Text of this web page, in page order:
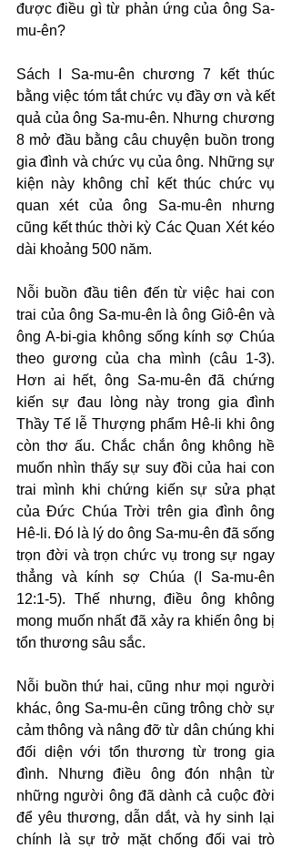
được điều gì từ phản ứng của ông Sa-
mu-ên?
Sách I Sa-mu-ên chương 7 kết thúc
bằng việc tóm tắt chức vụ đầy ơn và kết
quả của ông Sa-mu-ên. Nhưng chương
8 mở đầu bằng câu chuyện buồn trong
gia đình và chức vụ của ông. Những sự
kiện này không chỉ kết thúc chức vụ
quan xét của ông Sa-mu-ên nhưng
cũng kết thúc thời kỳ Các Quan Xét kéo
dài khoảng 500 năm.
Nỗi buồn đầu tiên đến từ việc hai con
trai của ông Sa-mu-ên là ông Giô-ên và
ông A-bi-gia không sống kính sợ Chúa
theo gương của cha mình (câu 1-3).
Hơn ai hết, ông Sa-mu-ên đã chứng
kiến sự đau lòng này trong gia đình
Thầy Tế lễ Thượng phẩm Hê-li khi ông
còn thơ ấu. Chắc chắn ông không hề
muốn nhìn thấy sự suy đồi của hai con
trai mình khi chứng kiến sự sửa phạt
của Đức Chúa Trời trên gia đình ông
Hê-li. Đó là lý do ông Sa-mu-ên đã sống
trọn đời và trọn chức vụ trong sự ngay
thẳng và kính sợ Chúa (I Sa-mu-ên
12:1-5). Thế nhưng, điều ông không
mong muốn nhất đã xảy ra khiến ông bị
tổn thương sâu sắc.
Nỗi buồn thứ hai, cũng như mọi người
khác, ông Sa-mu-ên cũng trông chờ sự
cảm thông và nâng đỡ từ dân chúng khi
đối diện với tổn thương từ trong gia
đình. Nhưng điều ông đón nhận từ
những người ông đã dành cả cuộc đời
để yêu thương, dẫn dắt, và hy sinh lại
chính là sự trở mặt chống đối vai trò